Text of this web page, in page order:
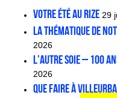
VOTRE ÉTÉ AU RIZE 29
La thématique de
2026
L’AUTRE SOIE –
2026
Que faire à